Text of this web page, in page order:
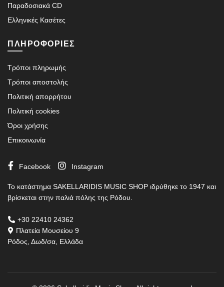
Παραδοσιακά CD
Ελληνικές Κασέτες
ΠΛΗΡΟΦΟΡΙΕΣ
Τρόποι πληρωμής
Τρόποι αποστολής
Πολιτική απορρήτου
Πολιτική cookies
Όροι χρήσης
Επικοινωνία
Facebook Instagram
Το κατάστημα SAKELLARIDIS MUSIC SHOP ιδρύθηκε το 1947 και
βρίσκεται στην παλιά πόλης της Ρόδου.
+30 22410 24362
Πλατεία Μουσείου 9
Ρόδος, Δωδ/σα, Ελλάδα